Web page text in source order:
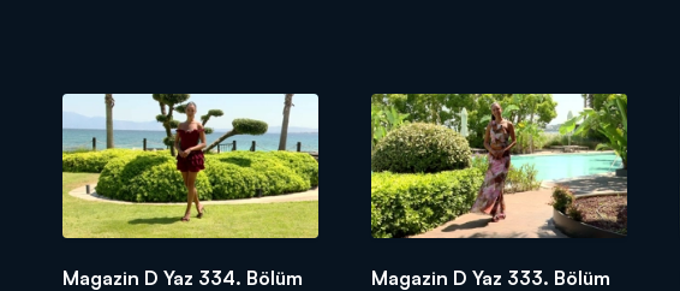
Magazin D Yaz 334. Bölüm Magazin D Yaz 333. Bölüm